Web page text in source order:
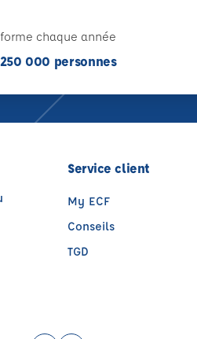
forme chaque année
250 000 personnes
Service client
My ECF
Conseils
TGD